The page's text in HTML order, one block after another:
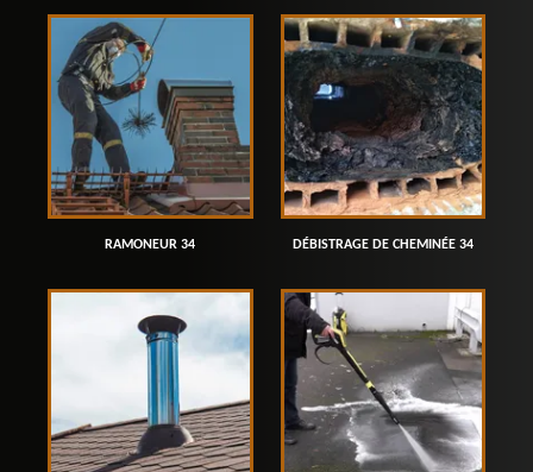
RAMONEUR 34 DÉBISTRAGE DE CHEMINÉE 34